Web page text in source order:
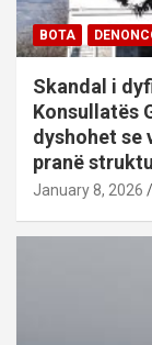
BOTA
Skandal i
Konsullatës
dyshohet se
pranë
January 8, 2026